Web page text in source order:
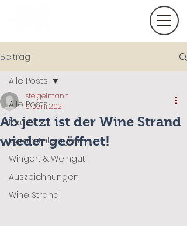
Beitrag
Alle Posts
Neues
Veranstaltungen
Wingert & Weingut
Auszeichnungen
Wine Strand
Alle Posts
Ab jetzt ist der Wine Strand
wieder geöffnet!
steigelmann
9. Juni 2021